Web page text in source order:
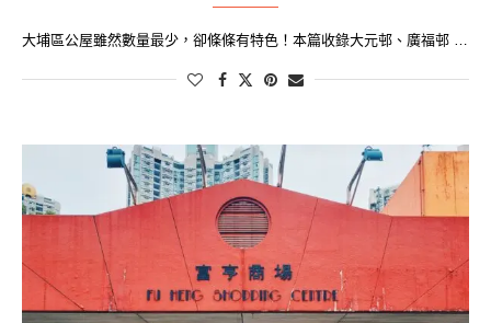
大埔區公屋雖然數量最少，卻條條有特色！本篇收錄大元邨、廣福邨 …